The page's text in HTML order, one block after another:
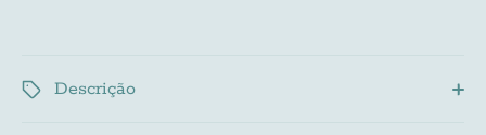
Descrição